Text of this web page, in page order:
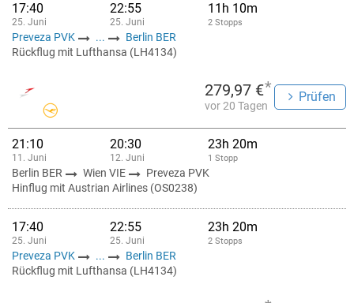
17:40
25. Juni
22:55
25. Juni
11h 10m
2 Stopps
Preveza PVK ...
Berlin BER
Rückflug mit Lufthansa (LH4134)
279,97 €*
vor 20 Tagen
Prüfen
21:10
11. Juni
20:30
12. Juni
23h 20m
1 Stopp
Berlin BER Wien VIE
Preveza PVK
Hinflug mit Austrian Airlines (OS0238)
17:40
25. Juni
22:55
25. Juni
23h 20m
2 Stopps
Preveza PVK ...
Berlin BER
Rückflug mit Lufthansa (LH4134)